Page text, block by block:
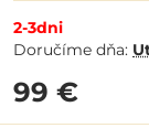
2-3dni
Doručíme dňa:
99 €